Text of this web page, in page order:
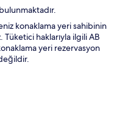
konaklama yeri sahibinin
haklarıyla ilgili AB
yeri rezervasyon